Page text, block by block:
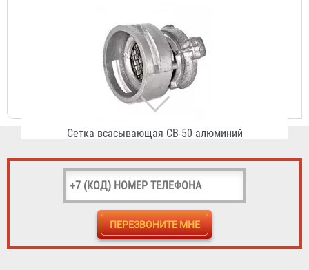
Сетка всасывающая СВ-50 алюминий
1 801 ₽
Сетка СВ-25 бронза
3 816 ₽